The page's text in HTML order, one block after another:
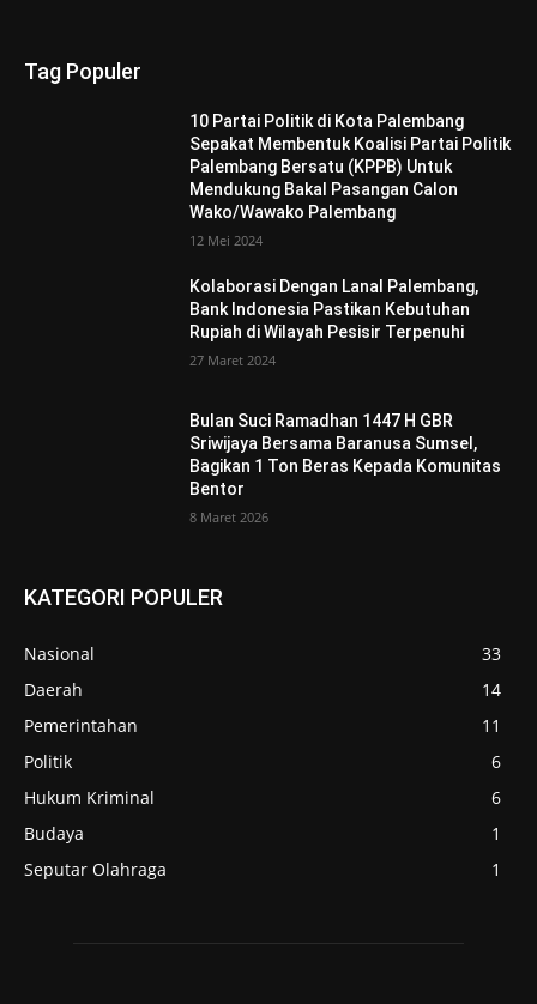
Tag Populer
10 Partai Politik di Kota Palembang
Sepakat Membentuk Koalisi Partai Politik
Palembang Bersatu (KPPB) Untuk
Mendukung Bakal Pasangan Calon
Wako/Wawako Palembang
12 Mei 2024
Kolaborasi Dengan Lanal Palembang,
Bank Indonesia Pastikan Kebutuhan
Rupiah di Wilayah Pesisir Terpenuhi
27 Maret 2024
Bulan Suci Ramadhan 1447 H GBR
Sriwijaya Bersama Baranusa Sumsel,
Bagikan 1 Ton Beras Kepada Komunitas
Bentor
8 Maret 2026
KATEGORI POPULER
Nasional
33
Daerah
14
Pemerintahan
11
Politik
6
Hukum Kriminal
6
Budaya
1
Seputar Olahraga
1